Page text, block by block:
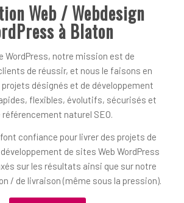
Web / Webdesign
à Blaton
WordPress, notre mission est de
de réussir, et nous le faisons en
désignés et de développement
flexibles, évolutifs, sécurisés et
naturel SEO.
confiance pour livrer des projets de
de sites Web WordPress
sur les résultats ainsi que sur notre
/ de livraison (même sous la pression).